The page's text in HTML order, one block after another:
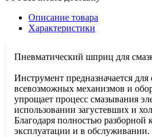
Описание товара
Характеристики
Пневматический шприц для
Инструмент предназначается
всевозможных механизмов и
упрощает процесс смазывания
использовании загустевших и
Благодаря полностью разборной
эксплуатации и в обслуживании.